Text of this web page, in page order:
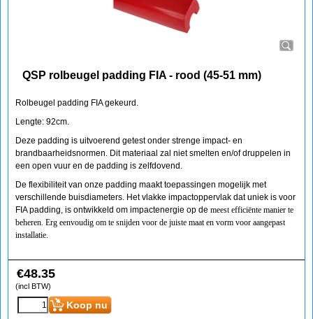
QSP rolbeugel padding FIA - rood (45-51 mm)
Rolbeugel padding FIA gekeurd.
Lengte: 92cm.
Deze padding is uitvoerend getest onder strenge impact- en
brandbaarheidsnormen. Dit materiaal zal niet smelten en/of druppelen in
een open vuur en de padding is zelfdovend.
De flexibiliteit van onze padding maakt toepassingen mogelijk met
verschillende buisdiameters. Het vlakke impactoppervlak dat uniek is voor
FIA padding, is ontwikkeld om impactenergie op de meest efficiënte manier te
beheren. Erg eenvoudig om te snijden voor de juiste maat en vorm voor aangepast
installatie.
€48.35
(incl BTW)
Koop nu